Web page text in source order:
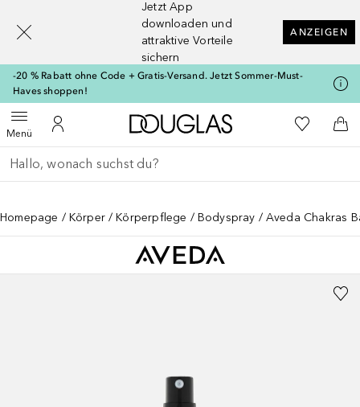
Jetzt App
downloaden und
attraktive Vorteile
sichern
ANZEIGEN
-20 % Rabatt ohne Code + Gratis-Versand. Jetzt Sommer-Must-
Haves shoppen!
MenüMenü öffnenZu Meinem Kundenkonto
Zur Douglas Startseite
Zu Meiner
Gehe zurück
Suche ausführen
Homepage Körper Körperpflege Bodyspray Aveda Chakras
[navigation.slideout.screenreader]